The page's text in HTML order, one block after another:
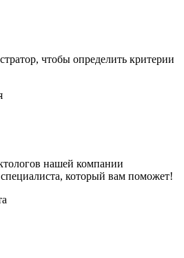
чтобы определить критерии
нашей компании
который вам поможет!